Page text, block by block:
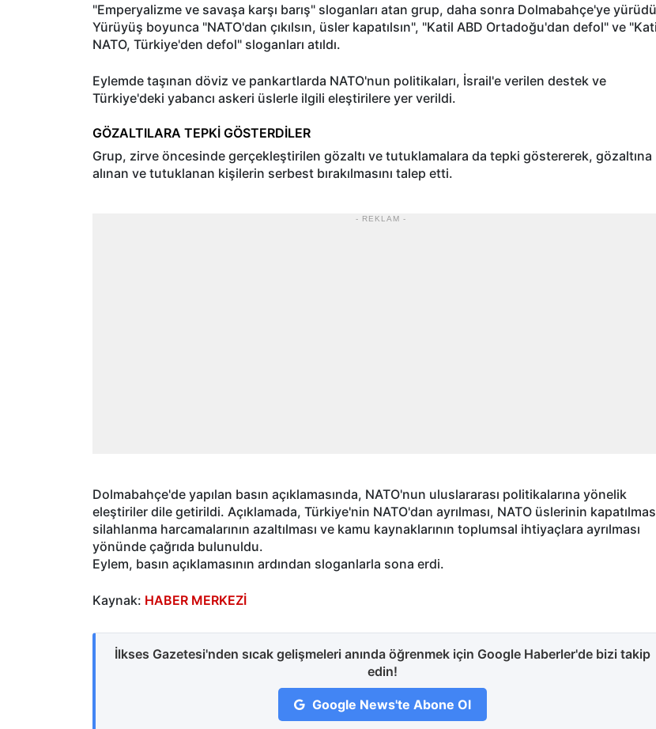
"Emperyalizme ve savaşa karşı barış" sloganları atan grup, daha sonra Dolmabahçe'ye
Yürüyüş boyunca "NATO'dan çıkılsın, üsler kapatılsın", "Katil ABD Ortadoğu'dan defol" ve
NATO, Türkiye'den defol" sloganları atıldı.
Eylemde taşınan döviz ve pankartlarda NATO'nun politikaları, İsrail'e verilen destek ve
Türkiye'deki yabancı askeri üslerle ilgili eleştirilere yer verildi.
GÖZALTILARA TEPKİ GÖSTERDİLER
Grup, zirve öncesinde gerçekleştirilen gözaltı ve tutuklamalara da tepki göstererek, gözaltına
alınan ve tutuklanan kişilerin serbest bırakılmasını talep etti.
- REKLAM -
Dolmabahçe'de yapılan basın açıklamasında, NATO'nun uluslararası politikalarına yönelik
eleştiriler dile getirildi. Açıklamada, Türkiye'nin NATO'dan ayrılması, NATO üslerinin
silahlanma harcamalarının azaltılması ve kamu kaynaklarının toplumsal ihtiyaçlara ayrılması
yönünde çağrıda bulunuldu.
Eylem, basın açıklamasının ardından sloganlarla sona erdi.
Kaynak: HABER MERKEZİ
İlkses Gazetesi'nden sıcak gelişmeleri anında öğrenmek için Google Haberler'de bizi takip
edin!
Google News'te Abone Ol